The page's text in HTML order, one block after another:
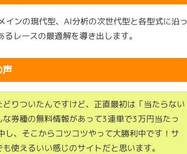
ンの現代型、AI分析の次世代型と各型式に沿っ
レースの最適解を導き出します。
りついたんですけど、正直最初は「当たらない
券種の無料情報があって3連単で3万円当たっ
、そこからコツコツやって大勝利中です！サ
使えるいい感じのサイトだと思います。